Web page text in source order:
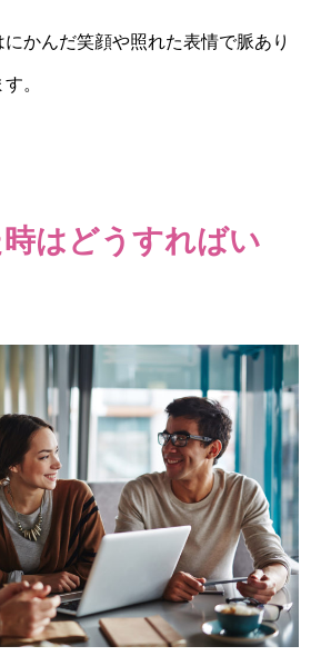
かんだ笑顔や照れた表情で脈あり
。
時はどうすればい